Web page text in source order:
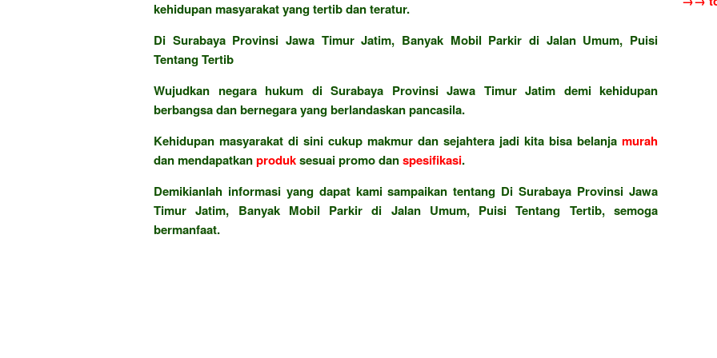
kehidupan masyarakat yang tertib dan teratur.
Di Surabaya Provinsi Jawa Timur Jatim, Banyak Mobil Parkir di Jalan Umum, Puisi
Tentang Tertib
Wujudkan negara hukum di Surabaya Provinsi Jawa Timur Jatim demi kehidupan
berbangsa dan bernegara yang berlandaskan pancasila.
Kehidupan masyarakat di sini cukup makmur dan sejahtera jadi kita bisa belanja murah
dan mendapatkanproduksesuai promo danspesifikasi.
Demikianlah informasi yang dapat kami sampaikan tentang Di Surabaya Provinsi Jawa
Timur Jatim, Banyak Mobil Parkir di Jalan Umum, Puisi Tentang Tertib, semoga
bermanfaat.